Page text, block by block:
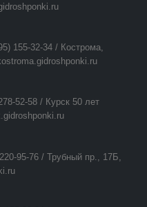
155-32-34 / Кострома,
52-58 / Курск 50 лет
95-76 / Трубный пр., 17Б,